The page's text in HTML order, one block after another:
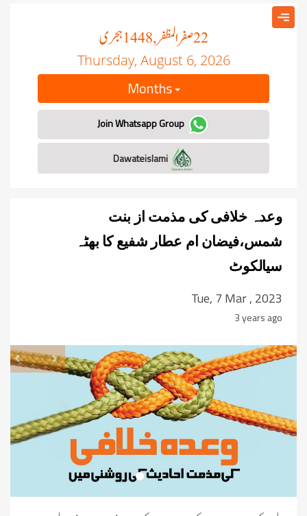
22صفر المظفر, 1448 ہجری
Thursday, August 6, 2026
Months
Join Whatsapp Group
وعدہ خلافی کی مذمت از بنت
شمس،فیضان ام عطار شفیع کا بھٹہ
سیالکوٹ
Tue, 7 Mar , 2023
3 years ago
Next